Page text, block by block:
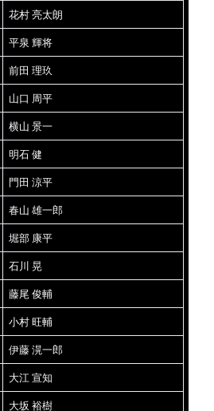
花村 亮太朗
平泉 輝将
前田 理玖
山口 周平
横山 景一
明石 健
門田 涼平
春山 雄一郎
堀部 康平
石川 晃
藤尾 俊輔
小村 旺輔
伊藤 滉一郎
大江 宣知
大坂 裕樹